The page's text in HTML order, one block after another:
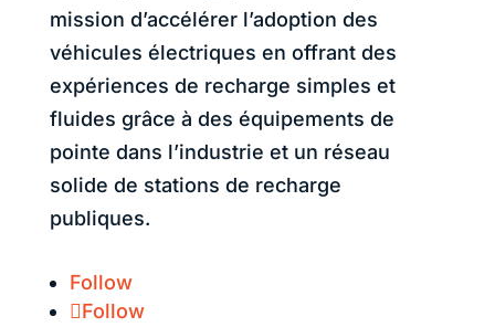
mission d’accélérer l’adoption des
véhicules électriques en offrant des
expériences de recharge simples et
fluides grâce à des équipements de
pointe dans l’industrie et un réseau
solide de stations de recharge
publiques.
Follow
Follow